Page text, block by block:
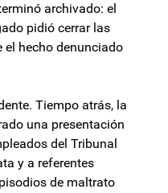
archivado: el
pidió cerrar las
el hecho denunciado
Tiempo atrás, la
una presentación
del Tribunal
y a referentes
de maltrato